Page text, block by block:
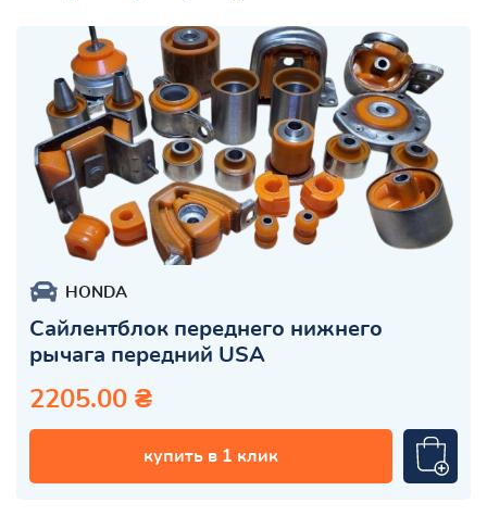
HONDA
Сайлентблок переднего нижнего
рычага передний USA
2205.00 ₴
купить в 1 клик